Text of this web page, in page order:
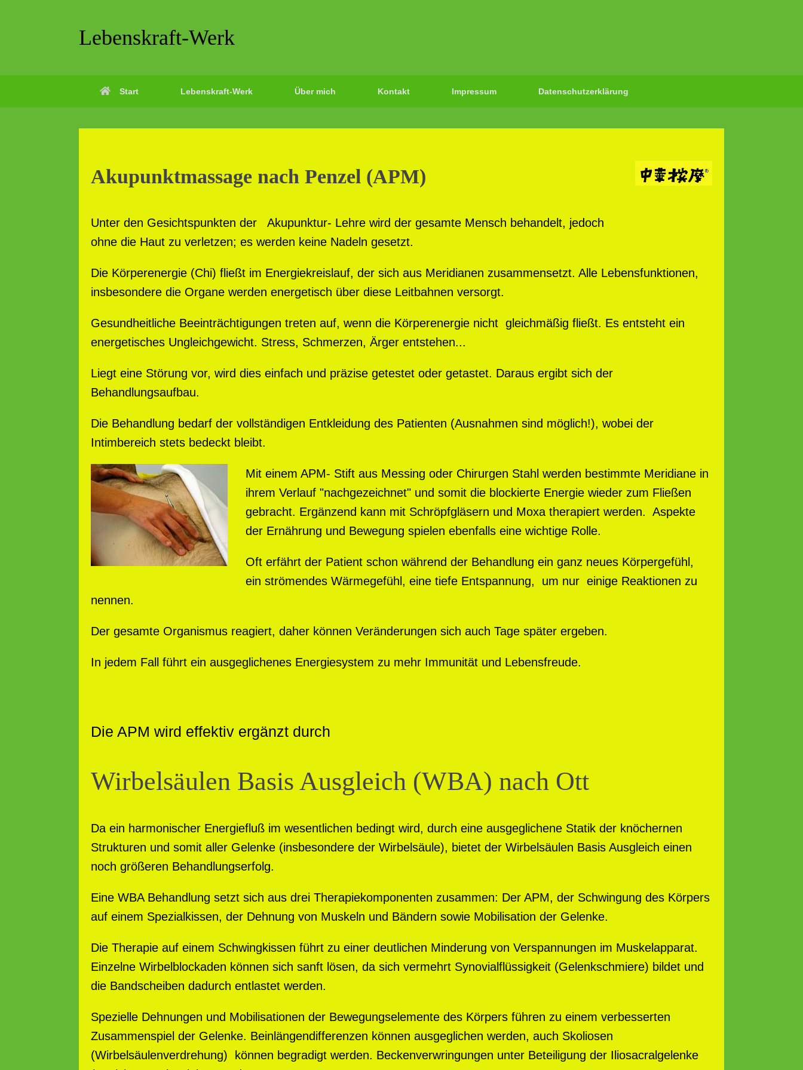
Lebenskraft-Werk
Start Lebenskraft-Werk Über mich Kontakt Impressum Datenschutzerklärung
Akupunktmassage nach Penzel (APM)
Unter den Gesichtspunkten der Akupunktur- Lehre wird der gesamte Mensch behandelt, jedoch
ohne die Haut zu verletzen; es werden keine Nadeln gesetzt.
Die Körperenergie (Chi) fließt im Energiekreislauf, der sich aus Meridianen zusammensetzt. Alle Lebensfunktionen,
insbesondere die Organe werden energetisch über diese Leitbahnen versorgt.
Gesundheitliche Beeinträchtigungen treten auf, wenn die Körperenergie nicht gleichmäßig fließt. Es entsteht ein
energetisches Ungleichgewicht. Stress, Schmerzen, Ärger entstehen...
Liegt eine Störung vor, wird dies einfach und präzise getestet oder getastet. Daraus ergibt sich der
Behandlungsaufbau.
Die Behandlung bedarf der vollständigen Entkleidung des Patienten (Ausnahmen sind möglich!), wobei der
Intimbereich stets bedeckt bleibt.
Mit einem APM- Stift aus Messing oder Chirurgen Stahl werden bestimmte Meridiane in
ihrem Verlauf "nachgezeichnet" und somit die blockierte Energie wieder zum Fließen
gebracht. Ergänzend kann mit Schröpfgläsern und Moxa therapiert werden. Aspekte
der Ernährung und Bewegung spielen ebenfalls eine wichtige Rolle.
Oft erfährt der Patient schon während der Behandlung ein ganz neues Körpergefühl,
ein strömendes Wärmegefühl, eine tiefe Entspannung, um nur einige Reaktionen zu
nennen.
Der gesamte Organismus reagiert, daher können Veränderungen sich auch Tage später ergeben.
In jedem Fall führt ein ausgeglichenes Energiesystem zu mehr Immunität und Lebensfreude.
Die APM wird effektiv ergänzt durch
Wirbelsäulen Basis Ausgleich (WBA) nach Ott
Da ein harmonischer Energiefluß im wesentlichen bedingt wird, durch eine ausgeglichene Statik der knöchernen
Strukturen und somit aller Gelenke (insbesondere der Wirbelsäule), bietet der Wirbelsäulen Basis Ausgleich einen
noch größeren Behandlungserfolg.
Eine WBA Behandlung setzt sich aus drei Therapiekomponenten zusammen: Der APM, der Schwingung des Körpers
auf einem Spezialkissen, der Dehnung von Muskeln und Bändern sowie Mobilisation der Gelenke.
Die Therapie auf einem Schwingkissen führt zu einer deutlichen Minderung von Verspannungen im Muskelapparat.
Einzelne Wirbelblockaden können sich sanft lösen, da sich vermehrt Synovialflüssigkeit (Gelenkschmiere) bildet und
die Bandscheiben dadurch entlastet werden.
Spezielle Dehnungen und Mobilisationen der Bewegungselemente des Körpers führen zu einem verbesserten
Zusammenspiel der Gelenke. Beinlängendifferenzen können ausgeglichen werden, auch Skoliosen
(Wirbelsäulenverdrehung) können begradigt werden. Beckenverwringungen unter Beteiligung der Iliosacralgelenke